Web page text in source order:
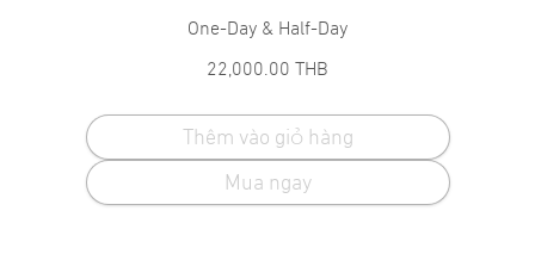
One-Day & Half-Day
22,000.00 THB
Thêm vào giỏ hàng
Mua ngay